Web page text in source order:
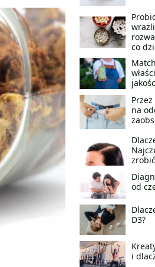
co
na
zrobić
od
D3?
i